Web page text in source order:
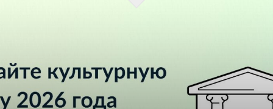
Контакты
Люди родного края